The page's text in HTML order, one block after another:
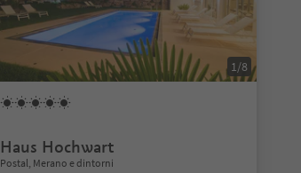
1/8
Haus Hochwart
Postal, Merano e dintorni